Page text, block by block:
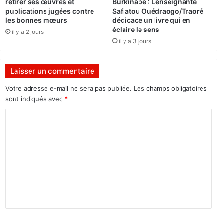
a
r
i
d
e
s
.
r
l
u
o
i
r
d
c
retirer ses œuvres et
publications jugées contre
les bonnes mœurs
il y a 2 jours
Burkinabè : L’enseignante
Safiatou Ouédraogo/Traoré
dédicace un livre qui en
éclaire le sens
il y a 3 jours
Laisser un commentaire
Votre adresse e-mail ne sera pas publiée. Les champs obligatoires
sont indiqués avec *